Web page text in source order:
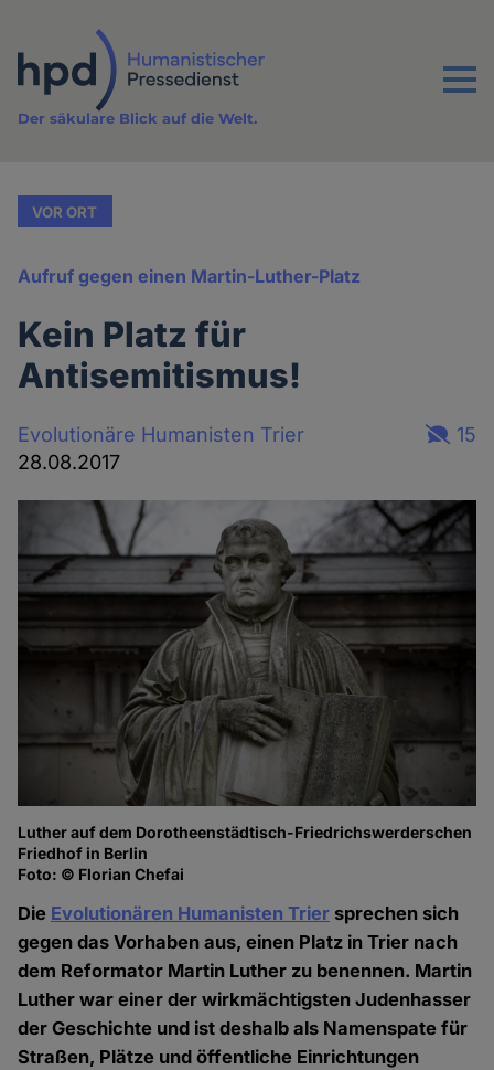
Inhalt
Menu
Der säkulare Blick auf die Welt.
VOR ORT
Aufruf gegen einen Martin-Luther-Platz
Kein Platz für
Antisemitismus!
Evolutionäre Humanisten Trier
28.08.2017
15
Luther auf dem Dorotheenstädtisch-Friedrichswerderschen
Friedhof in Berlin
Foto: © Florian Chefai
Die Evolutionären Humanisten Trier sprechen sich
gegen das Vorhaben aus, einen Platz in Trier nach
dem Reformator Martin Luther zu benennen. Martin
Luther war einer der wirkmächtigsten Judenhasser
der Geschichte und ist deshalb als Namenspate für
Straßen, Plätze und öffentliche Einrichtungen